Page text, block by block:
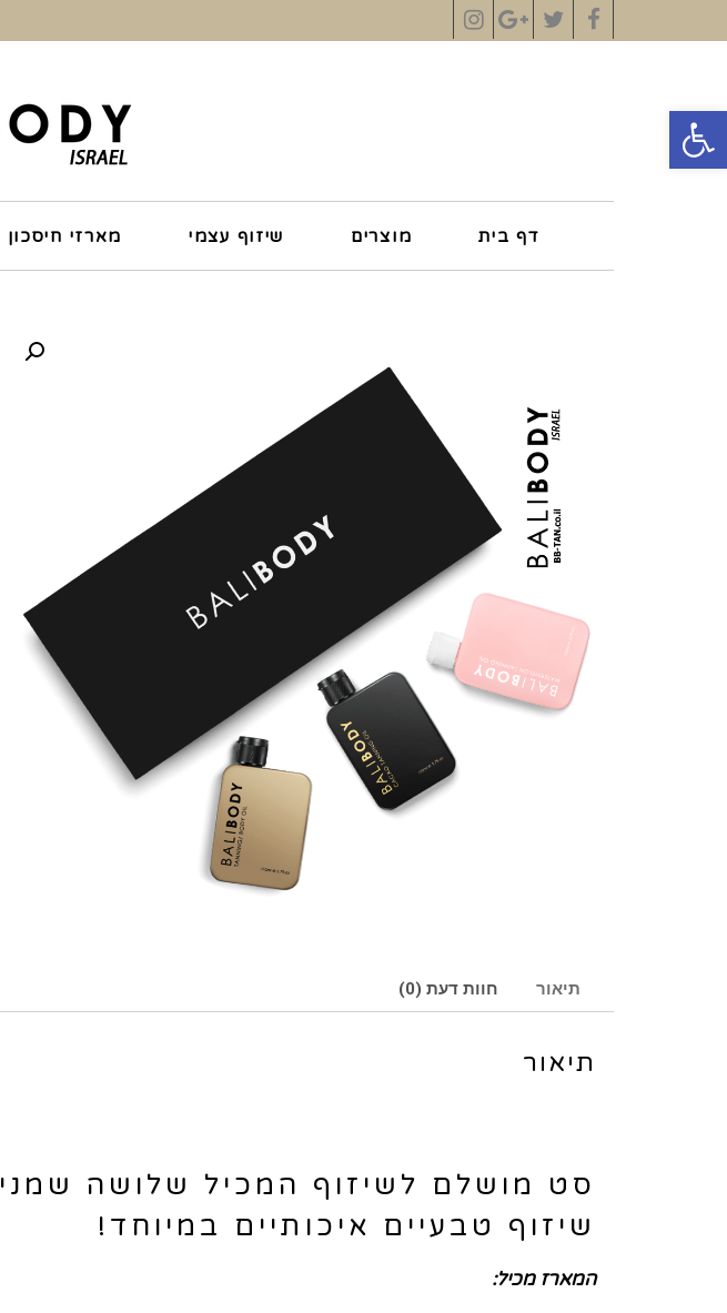
פתח סרגל נגישות
Facebook
Twitter
Google+
Instagram
דף בית מוצרים שיזוף עצמי מארזי חיסכון
תיאור חוות דעת (0)
תיאור
סט מושלם לשיזוף המכיל שלושה שמני
שיזוף טבעיים איכותיים במיוחד!
המארז מכיל: